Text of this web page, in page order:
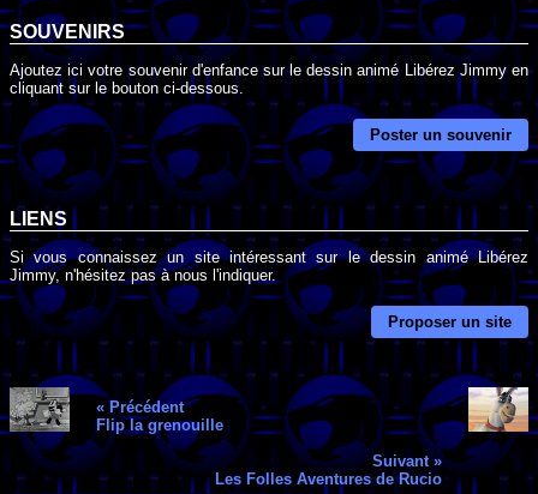
SOUVENIRS
Ajoutez ici votre souvenir d'enfance sur le dessin animé Libérez Jimmy en
cliquant sur le bouton ci-dessous.
Poster un souvenir
LIENS
Si vous connaissez un site intéressant sur le dessin animé Libérez
Jimmy, n'hésitez pas à nous l'indiquer.
Proposer un site
« Précédent
Flip la grenouille
Suivant »
Les Folles Aventures de Rucio